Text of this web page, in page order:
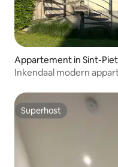
Appartement in Sint-
Inkendaal modern
Superhost
Superhost